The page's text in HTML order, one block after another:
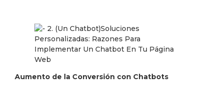
Aumento de la Conversión con Chatbots